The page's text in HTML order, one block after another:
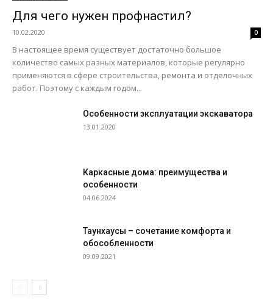
Для чего нужен профнастил?
10.02.2020 0
В настоящее время существует достаточно большое
количество самых разных материалов, которые регулярно
применяются в сфере строительства, ремонта и отделочных
работ. Поэтому с каждым годом...
Особенности эксплуатации экскаватора
13.01.2020
Каркасные дома: преимущества и
особенности
04.06.2024
Таунхаусы – сочетание комфорта и
обособленности
09.09.2021